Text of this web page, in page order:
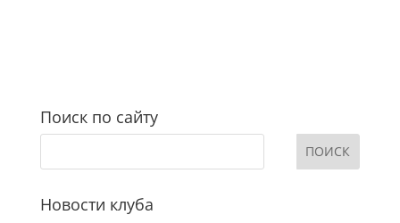
Поиск по сайту
Новости клуба